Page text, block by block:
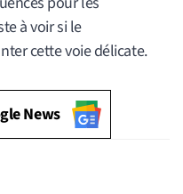
à voir si le
cette voie délicate.
News